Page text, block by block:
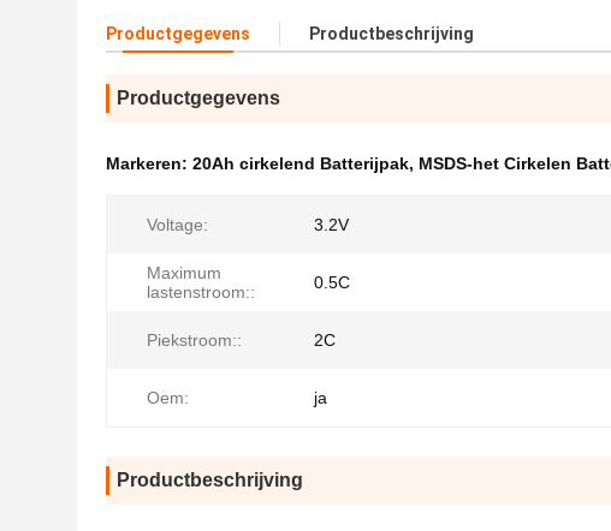
Productgegevens Productbeschrijving
Productgegevens
Markeren: 20Ah cirkelend Batterijpak, MSDS-het Cirkelen
Voltage: 3.2V
Maximum
lastenstroom::
0.5C
Piekstroom:: 2C
Oem: ja
Productbeschrijving